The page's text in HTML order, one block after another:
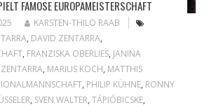
FAMOSE EUROPAMEISTERSCHAFT
KARSTEN-THILO RAAB
, DAVID ZENTARRA,
, FRANZISKA OBERLIES, JANINA
, MARIUS KOCH, MATTHIS
, PHILIP KÜHNE, RONNY
, SVEN WALTER, TÁPIÓBICSKE,